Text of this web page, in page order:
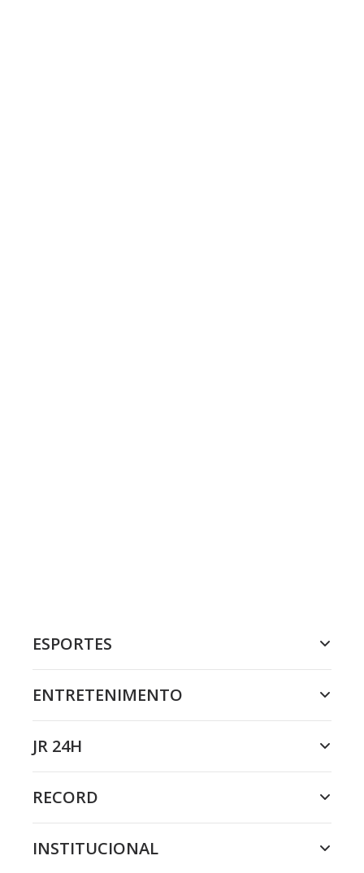
ESPORTES
ENTRETENIMENTO
JR 24H
RECORD
INSTITUCIONAL